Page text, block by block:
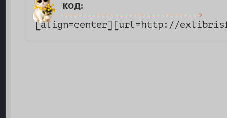
код:
[align=center][url=http://